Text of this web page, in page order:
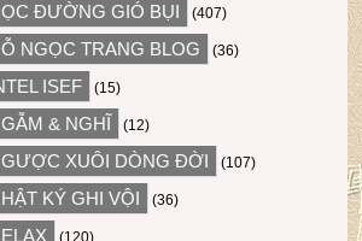
ĐƯỜNG GIÓ BỤI (407)
NGỌC TRANG BLOG (36)
ISEF (15)
& NGHĨ (12)
XUÔI DÒNG ĐỜI (107)
KÝ GHI VỘI (36)
(120)